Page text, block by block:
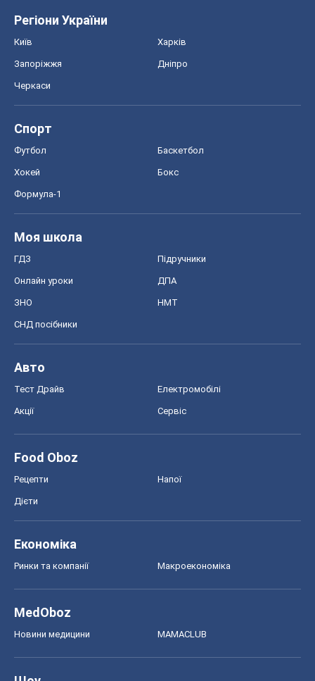
Регіони України
Київ Харків
Запоріжжя Дніпро
Черкаси
Спорт
Футбол Баскетбол
Хокей Бокс
Формула-1
Моя школа
ГДЗ Підручники
Онлайн уроки ДПА
ЗНО НМТ
СНД посібники
Авто
Тест Драйв Електромобілі
Акції Сервіс
Food Oboz
Рецепти Напої
Дієти
Економіка
Ринки та компанії Макроекономіка
MedOboz
Новини медицини MAMACLUB